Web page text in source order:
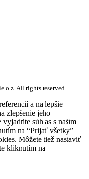
o.z. All rights reserved
a na lepšie
zlepšenie jeho
súhlas s naším
na “Prijať všetky”
Môžete tiež nastaviť
kliknutím na